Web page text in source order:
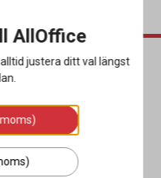
Miljöval
AllOffice
justera ditt val längst